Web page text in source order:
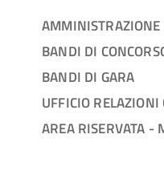
AMMINISTRAZIONE
BANDI DI
BANDI DI GARA
UFFICIO RELAZIONI
AREA RISERVATA -